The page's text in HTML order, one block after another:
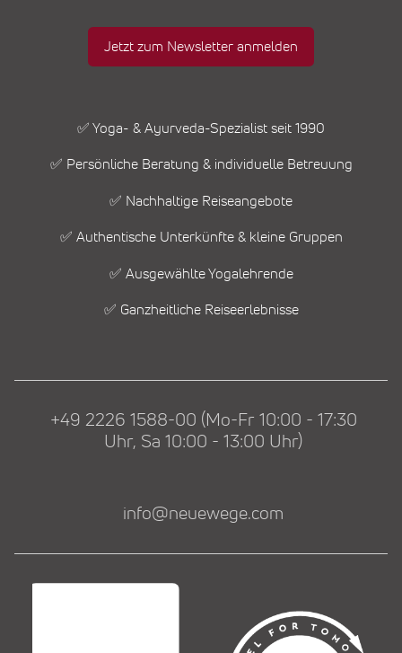
Jetzt zum Newsletter anmelden
✅ Yoga- & Ayurveda-Spezialist seit 1990
✅ Persönliche Beratung & individuelle Betreuung
✅ Nachhaltige Reiseangebote
✅ Authentische Unterkünfte & kleine Gruppen
✅ Ausgewählte Yogalehrende
✅ Ganzheitliche Reiseerlebnisse
+49 2226 1588-00 (Mo-Fr 10:00 - 17:30
Uhr, Sa 10:00 - 13:00 Uhr)
info@neuewege.com